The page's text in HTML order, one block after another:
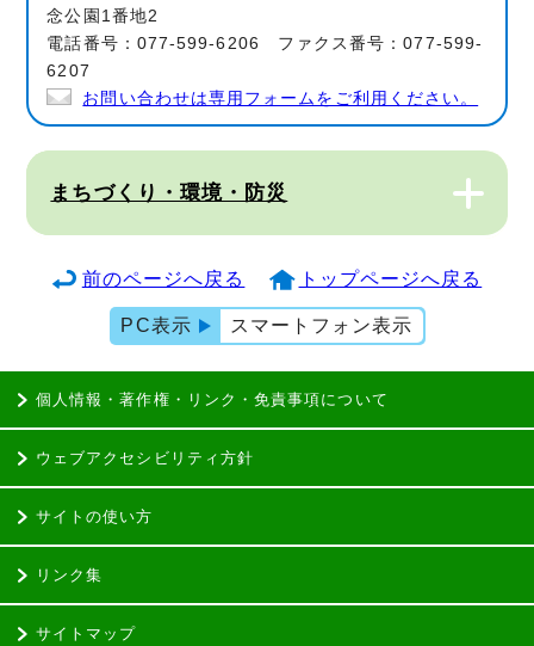
念公園1番地2
電話番号：077-599-6206 ファクス番号：077-599-
6207
お問い合わせは専用フォームをご利用ください。
まちづくり・環境・防災
前のページへ戻る トップページへ戻る
PC表示 スマートフォン表示
個人情報・著作権・リンク・免責事項について
ウェブアクセシビリティ方針
サイトの使い方
リンク集
サイトマップ